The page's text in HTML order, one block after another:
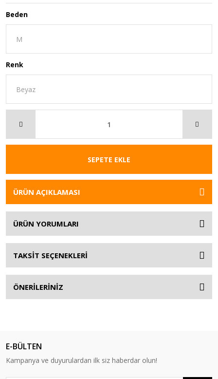
Beden
Renk
SEPETE EKLE
ÜRÜN AÇIKLAMASI
ÜRÜN YORUMLARI
TAKSİT SEÇENEKLERİ
ÖNERİLERİNİZ
E-BÜLTEN
Kampanya ve duyurulardan ilk siz haberdar olun!